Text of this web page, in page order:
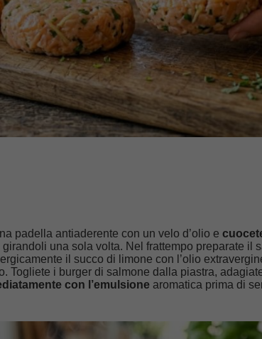
padella antiaderente con un velo d’olio e
una sola volta. Nel frattempo preparate il
il succo di limone con l’olio
Togliete i burger di salmone dalla piastra,
con l’emulsione aromatica prima di